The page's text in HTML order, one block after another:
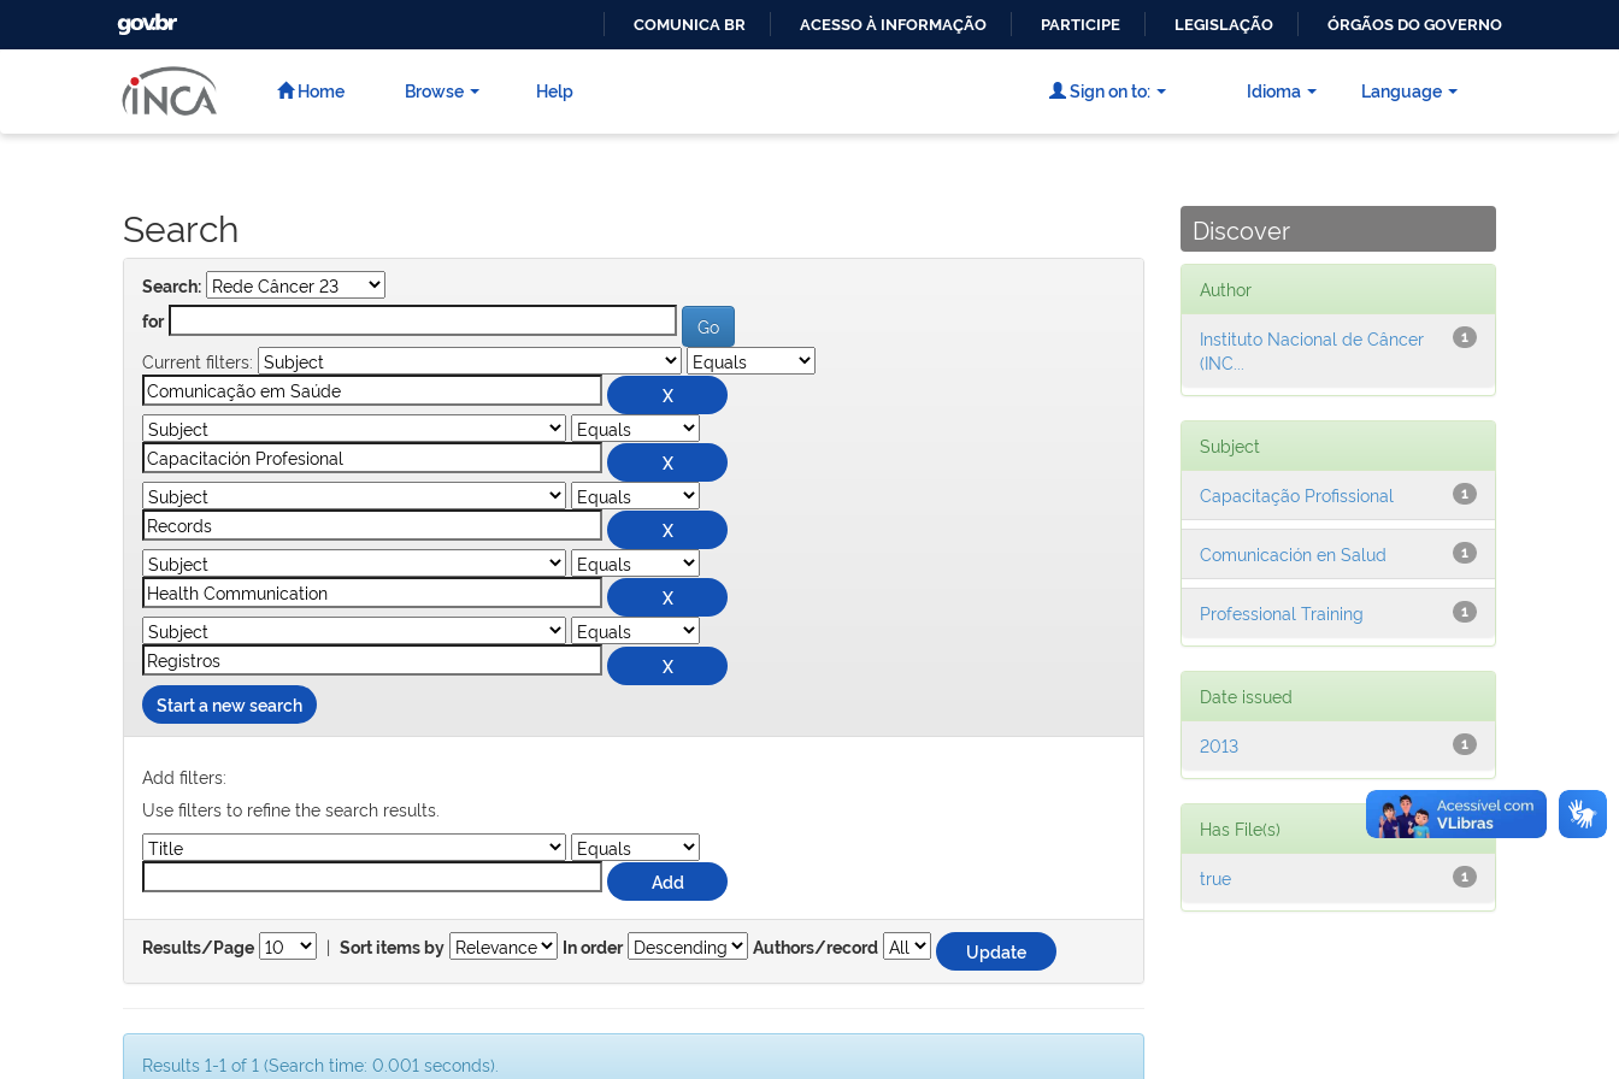
CONTEÚDO
GOVBR
COMUNICA BR ACESSO À INFORMAÇÃO PARTICIPE LEGISLAÇÃO ÓRGÃOS DO GOVERNO
Home Browse Help Language
Sign on to: Idioma
Search
Search:
for
Current filters:
Start a new search
Add filters:
Use filters to refine the search results.
Results/Page | Sort items by In order Authors/record
Results 1-1 of 1 (Search time: 0.001 seconds).
Discover
Author
1
Instituto Nacional de Câncer
(INC...
Subject
1
Capacitação Profissional
1
Comunicación en Salud
1
Professional Training
Date issued
1
2013
Has File(s)
1
true